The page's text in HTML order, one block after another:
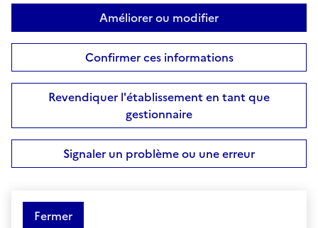
Améliorer ou modifier
Confirmer ces informations
Revendiquer l'établissement en tant que
gestionnaire
Signaler un problème ou une erreur
Fermer